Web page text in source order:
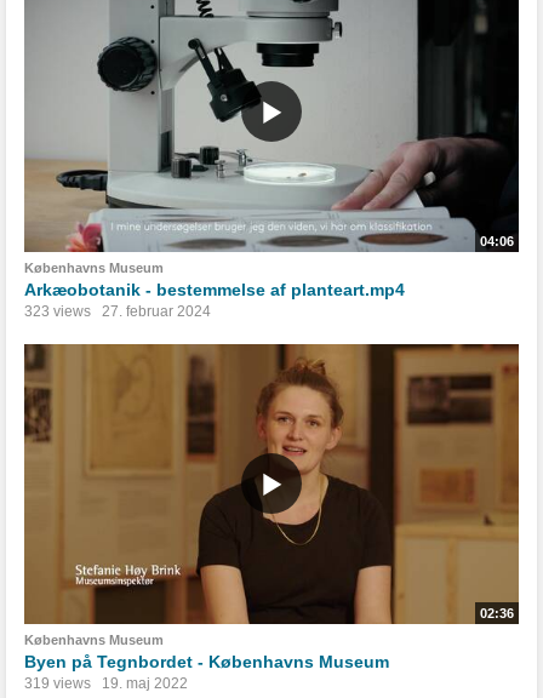
04:06
Københavns Museum
Arkæobotanik - bestemmelse af planteart.mp4
323 views 27. februar 2024
02:36
Københavns Museum
Byen på Tegnbordet - Københavns Museum
319 views 19. maj 2022